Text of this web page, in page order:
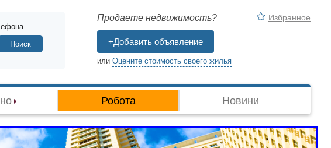
Поиск
Продаете недвижимость?
+Добавить объявление
или Оцените стоимость своего жилья
Избранное
Робота Новини